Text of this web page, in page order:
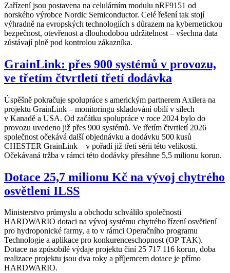
Zařízení jsou postavena na celulárním modulu nRF9151 od
norského výrobce Nordic Semiconductor. Celé řešení tak stojí
výhradně na evropských technologiích s důrazem na kybernetickou
bezpečnost, otevřenost a dlouhodobou udržitelnost – všechna data
zůstávají plně pod kontrolou zákazníka.
GrainLink: přes 900 systémů v provozu,
ve třetím čtvrtletí třetí dodávka
Úspěšně pokračuje spolupráce s americkým partnerem Axilera na
projektu GrainLink – monitoringu skladování obilí v silech
v Kanadě a USA. Od začátku spolupráce v roce 2024 bylo do
provozu uvedeno již přes 900 systémů. Ve třetím čtvrtletí 2026
společnost očekává další objednávku a dodávku 500 kusů
CHESTER GrainLink – v pořadí již třetí sérii této velikosti.
Očekávaná tržba v rámci této dodávky přesáhne 5,5 milionu korun.
Dotace 25,7 milionu Kč na vývoj chytrého
osvětlení ILSS
Ministerstvo průmyslu a obchodu schválilo společnosti
HARDWARIO dotaci na vývoj systému chytrého řízení osvětlení
pro hydroponické farmy, a to v rámci Operačního programu
Technologie a aplikace pro konkurenceschopnost (OP TAK).
Dotace na způsobilé výdaje projektu činí 25 717 116 korun, doba
realizace projektu jsou dva roky a příjemcem dotace je přímo
HARDWARIO.